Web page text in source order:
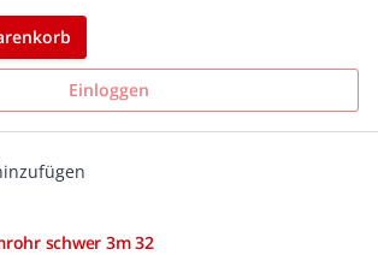
Einloggen
schwer 3m 32